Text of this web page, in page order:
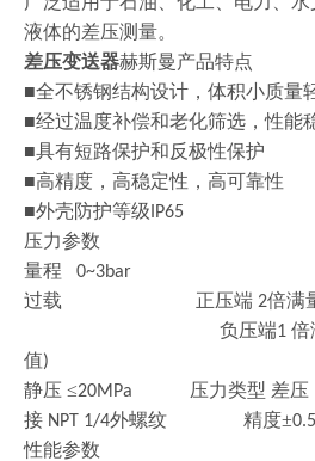
液体的差压测量。
差压变送器赫斯曼产品特点
■全不锈钢结构设计，体积小质量
■经过温度补偿和老化筛选，性能
■具有短路保护和反极性保护
■高精度，高稳定性，高可靠性
■外壳防护等级 IP65
压力参数
量程
0~3bar
过载 正压端 2倍
负压端1 倍
值)
静压 ≤20MPa 压力类
接 NPT 1/4外螺纹 精度±
性能参数